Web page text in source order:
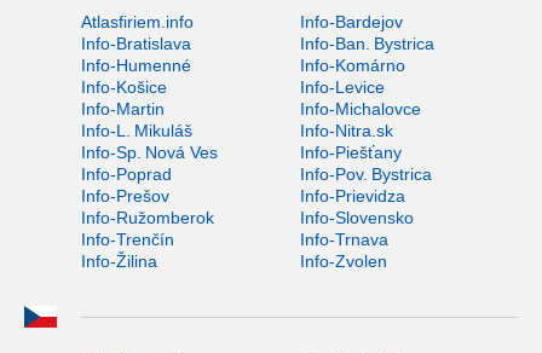
Atlasfiriem.info
Info-Bardejov
Info-Bratislava
Info-Ban. Bystrica
Info-Humenné
Info-Komárno
Info-Košice
Info-Levice
Info-Martin
Info-Michalovce
Info-L. Mikuláš
Info-Nitra.sk
Info-Sp. Nová Ves
Info-Piešťany
Info-Poprad
Info-Pov. Bystrica
Info-Prešov
Info-Prievidza
Info-Ružomberok
Info-Slovensko
Info-Trenčín
Info-Trnava
Info-Žilina
Info-Zvolen